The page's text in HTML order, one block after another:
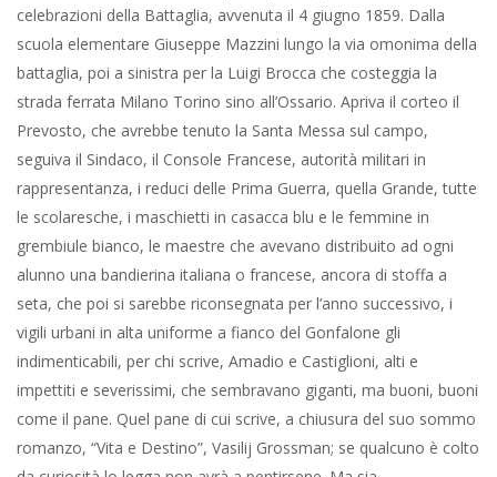
rappresentanze militari e civili si recavano, per il pranzo,
all’Albergo Due Muri. Quella sera, rammemoro che era di quel
caldo grigio, afoso preludio di un temporale imminente, mio
padre, che avevo intravisto sul palco impavesato in
rappresentanza della Snia Viscosa, anche le grandi industrie
cittadine: Pastificio Castiglioni, Saffa, Laminati Plastici, Plodari,
partecipavano con una delegazione, mi pagò un gelato. Mi
quarto, quindi trottai sino alla casa Giacobbe, teatro di quel IV
ci recammo in una latteria dirimpetto. Oggi, da decenni ormai,
quel falansterio con annesso stalle è stato demolito e sorge una
palazzina ad elle con porticato. Ed in quella latteria, dove da una
Carpigiani arrotavano un gelato al latte nella forma di spavalda
fiamma, la lattaia, ormai nonna ottuagenaria, disse a mio padre
di quel giorno, “limpido come la gloria e freddo come la morte”